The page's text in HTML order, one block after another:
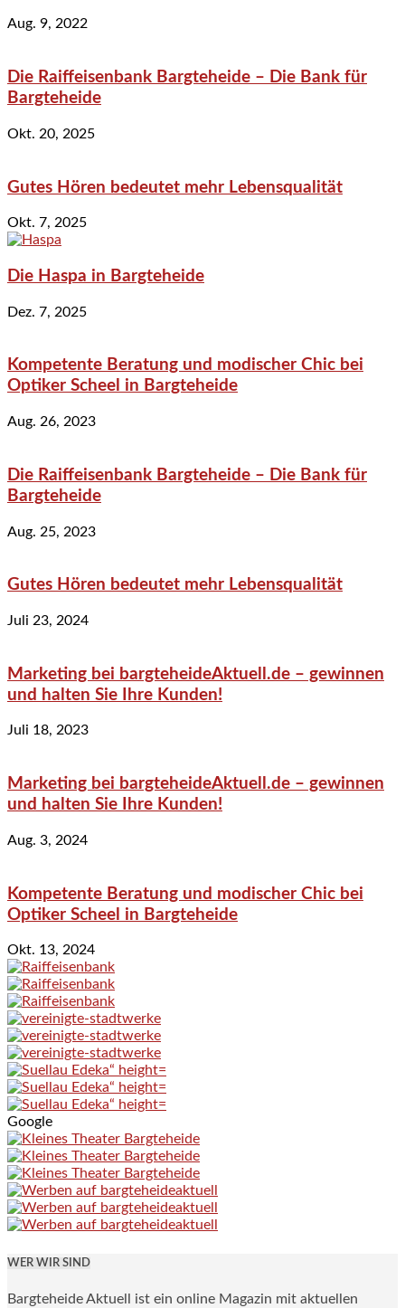
Aug. 9, 2022
Die Raiffeisenbank Bargteheide – Die Bank für
Bargteheide
Okt. 20, 2025
Gutes Hören bedeutet mehr Lebensqualität
Okt. 7, 2025
Die Haspa in Bargteheide
Dez. 7, 2025
Kompetente Beratung und modischer Chic bei
Optiker Scheel in Bargteheide
Aug. 26, 2023
Die Raiffeisenbank Bargteheide – Die Bank für
Bargteheide
Aug. 25, 2023
Gutes Hören bedeutet mehr Lebensqualität
Juli 23, 2024
Marketing bei bargteheideAktuell.de – gewinnen
und halten Sie Ihre Kunden!
Juli 18, 2023
Marketing bei bargteheideAktuell.de – gewinnen
und halten Sie Ihre Kunden!
Aug. 3, 2024
Kompetente Beratung und modischer Chic bei
Optiker Scheel in Bargteheide
Okt. 13, 2024
Google
WER WIR SIND
Bargteheide Aktuell ist ein online Magazin mit aktuellen